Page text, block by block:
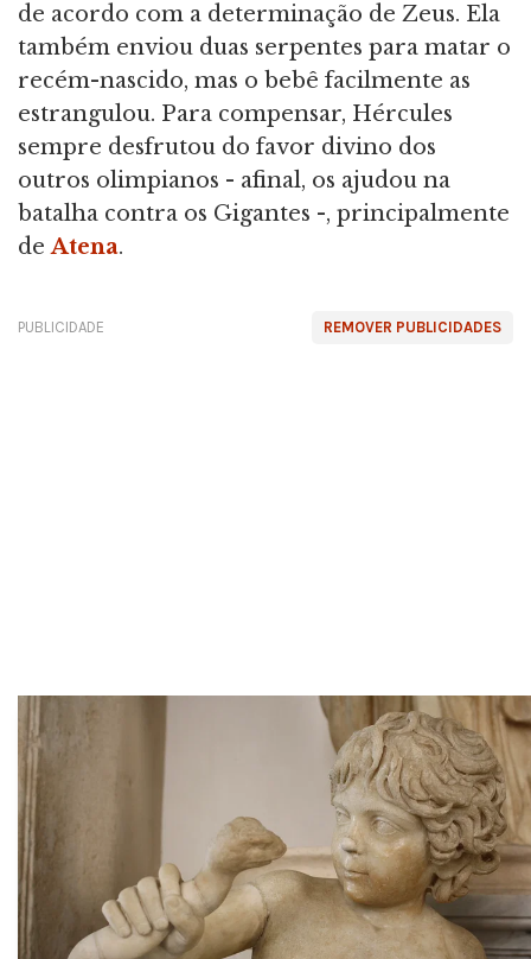
de acordo com a determinação de Zeus. Ela
também enviou duas serpentes para matar o
recém-nascido, mas o bebê facilmente as
estrangulou. Para compensar, Hércules
sempre desfrutou do favor divino dos
outros olimpianos - afinal, os ajudou na
batalha contra os Gigantes -, principalmente
deAtena.
REMOVER PUBLICIDADES
PUBLICIDADE